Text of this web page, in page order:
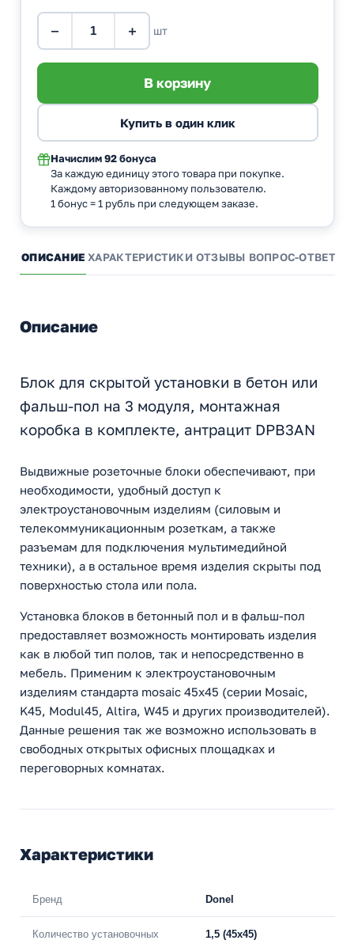
− + шт
Начислим 92 бонуса
За каждую единицу этого товара при покупке.
Каждому авторизованному пользователю.
1 бонус = 1 рубль при следующем заказе.
ОПИСАНИЕ ХАРАКТЕРИСТИКИ ОТЗЫВЫ ВОПРОС-ОТВЕТ
Описание
Блок для скрытой установки в бетон или
фальш-пол на 3 модуля, монтажная
коробка в комплекте, антрацит DPB3AN
Выдвижные розеточные блоки обеспечивают, при
необходимости, удобный доступ к
электроустановочным изделиям (силовым и
телекоммуникационным розеткам, а также
разъемам для подключения мультимедийной
техники), а в остальное время изделия скрыты под
поверхностью стола или пола.
Установка блоков в бетонный пол и в фальш-пол
предоставляет возможность монтировать изделия
как в любой тип полов, так и непосредственно в
мебель. Применим к электроустановочным
изделиям стандарта mosaic 45х45 (серии Mosaic,
K45, Modul45, Altira, W45 и других производителей).
Данные решения так же возможно использовать в
свободных открытых офисных площадках и
переговорных комнатах.
Характеристики
Бренд Donel
Количество установочных 1,5 (45х45)